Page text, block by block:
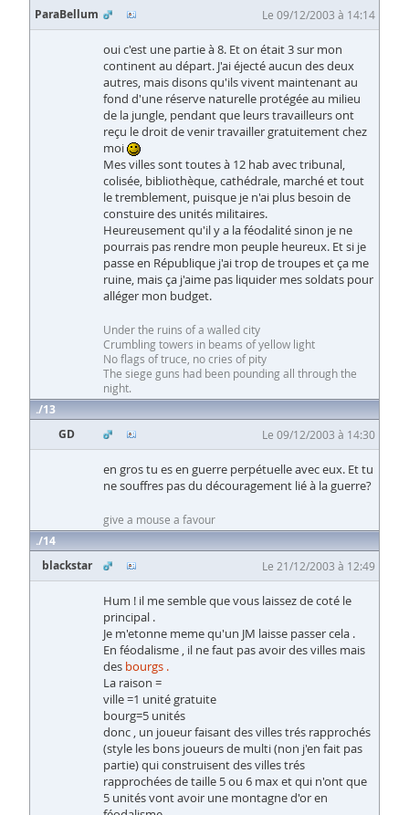
ParaBellum Le 09/12/2003 à 14:14
oui c'est une partie à 8. Et on était 3 sur mon
continent au départ. J'ai éjecté aucun des deux
autres, mais disons qu'ils vivent maintenant au
fond d'une réserve naturelle protégée au milieu
de la jungle, pendant que leurs travailleurs ont
reçu le droit de venir travailler gratuitement chez
moi
Mes villes sont toutes à 12 hab avec tribunal,
colisée, bibliothèque, cathédrale, marché et tout
le tremblement, puisque je n'ai plus besoin de
constuire des unités militaires.
Heureusement qu'il y a la féodalité sinon je ne
pourrais pas rendre mon peuple heureux. Et si je
passe en République j'ai trop de troupes et ça me
ruine, mais ça j'aime pas liquider mes soldats pour
alléger mon budget.
Under the ruins of a walled city
Crumbling towers in beams of yellow light
No flags of truce, no cries of pity
The siege guns had been pounding all through the
night.
13
GD
Le 09/12/2003 à 14:30
en gros tu es en guerre perpétuelle avec eux. Et tu
ne souffres pas du découragement lié à la guerre?
give a mouse a favour
14
blackstar
Le 21/12/2003 à 12:49
Hum ! il me semble que vous laissez de coté le
principal .
Je m'etonne meme qu'un JM laisse passer cela .
En féodalisme , il ne faut pas avoir des villes mais
des bourgs .
La raison =
ville =1 unité gratuite
bourg=5 unités
donc , un joueur faisant des villes trés rapprochés
(style les bons joueurs de multi (non j'en fait pas
partie) qui construisent des villes trés
rapprochées de taille 5 ou 6 max et qui n'ont que
5 unités vont avoir une montagne d'or en